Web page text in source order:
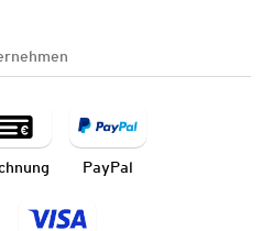
PayPal